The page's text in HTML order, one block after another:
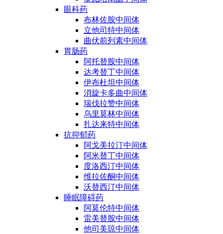
眼科药
布林佐胺中间体
立他司特中间体
曲伏前列素中间体
胃肠药
阿托替胺中间体
达考替丁中间体
伊布杜坦中间体
消旋卡多曲中间体
瑞伐拉赞中间体
乌里莫林中间体
扎达来特中间体
抗抑郁药
阿戈美拉汀中间体
阿米替丁中间体
度洛西汀中间体
维拉佐酮中间体
沃替西汀中间体
睡眠障碍药
阿莫伦特中间体
雷美替胺中间体
他司美琼中间体